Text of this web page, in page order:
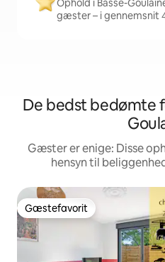
Ophold i Basse-
gæster – i gennemsnit
De bedst bedømte
Gæster er enige: Disse
hensyn til
Gæstefavorit
Gæstefavorit